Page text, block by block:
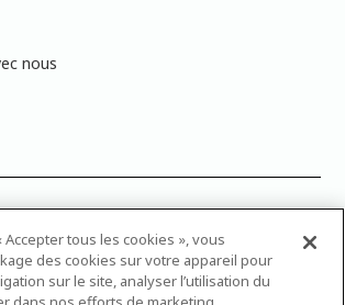
nous
: Veuillez noter que les couleurs affichées à
correspondre exactement aux couleurs de
des variations de calibration des écrans.
les numéros d’échantillons de couleur de
magasin Dulux Peintures le plus proche afin de
Accepter tous les cookies », vous
des cookies sur votre appareil pour
sur le site, analyser l’utilisation du